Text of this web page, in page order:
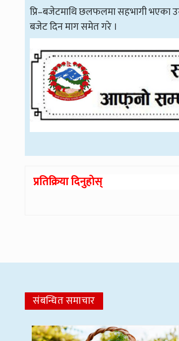
प्रि–बजेटमाथि छलफलमा सहभागी भएका
बजेट दिन माग समेत गरे ।
प्रतिक्रिया दिनुहोस्
संबन्धित समाचार